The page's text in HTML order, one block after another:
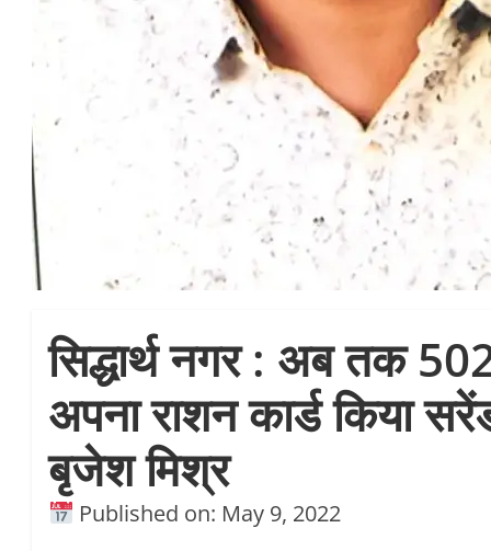
सिद्धार्थ नगर : अब तक
अपना राशन कार्ड किया
बृजेश मिश्र
Published on: May 9, 2022